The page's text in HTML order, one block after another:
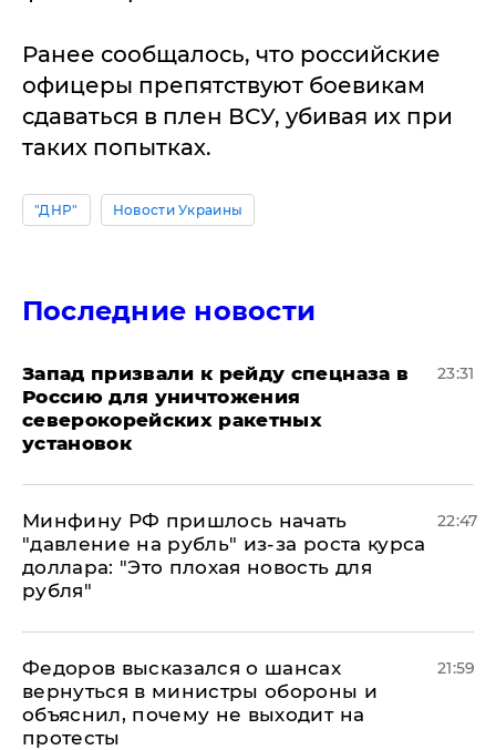
Ранее сообщалось, что российские
офицеры препятствуют боевикам
сдаваться в плен ВСУ, убивая их при
таких попытках.
"ДНР" Новости Украины
Последние новости
Запад призвали к рейду спецназа в
Россию для уничтожения
северокорейских ракетных
установок
23:31
Минфину РФ пришлось начать
"давление на рубль" из-за роста курса
доллара: "Это плохая новость для
рубля"
22:47
Федоров высказался о шансах
вернуться в министры обороны и
объяснил, почему не выходит на
протесты
21:59